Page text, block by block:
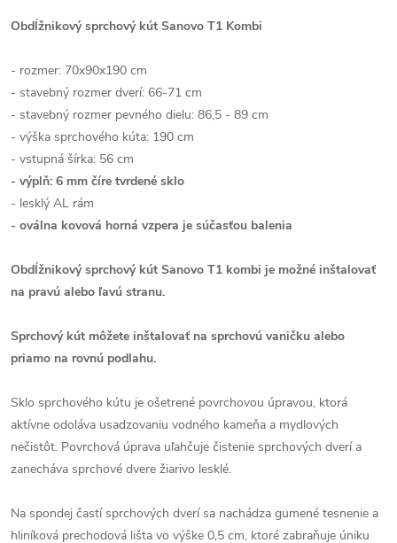
Obdĺžnikový sprchový kút Sanovo T1 Kombi
- rozmer: 70x90x190 cm
- stavebný rozmer dverí: 66-71 cm
- stavebný rozmer pevného dielu: 86,5 - 89 cm
- výška sprchového kúta: 190 cm
- vstupná šírka: 56 cm
- výplň: 6 mm číre tvrdené sklo
- lesklý AL rám
- oválna kovová horná vzpera je súčasťou balenia
Obdĺžnikový sprchový kút Sanovo T1 kombi je možné inštalovať
na pravú alebo ľavú stranu.
Sprchový kút môžete inštalovať na sprchovú vaničku alebo
priamo na rovnú podlahu.
Sklo sprchového kútu je ošetrené povrchovou úpravou, ktorá
aktívne odoláva usadzovaniu vodného kameňa a mydlových
nečistôt. Povrchová úprava uľahčuje čistenie sprchových dverí a
zanecháva sprchové dvere žiarivo lesklé.
Na spondej častí sprchových dverí sa nachádza gumené tesnenie a
hliníková prechodová lišta vo výške 0,5 cm, ktoré zabraňuje úniku